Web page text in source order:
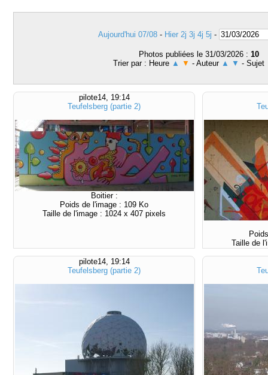
Aujourd'hui 07/08 - Hier 2j 3j 4j 5j -
Photos publiées le 31/03/2026 : 10
Trier par : Heure ▲ ▼ - Auteur ▲ ▼ - Sujet
pilote14, 19:14
Teufelsberg (partie 2)
Boitier :
Poids de l'image : 109 Ko
Taille de l'image : 1024 x 407 pixels
Taille de
pilote14, 19:14
Teufelsberg (partie 2)